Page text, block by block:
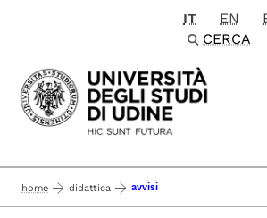
Passa al contenuto
IT EN
CERCA
home didattica avvisi